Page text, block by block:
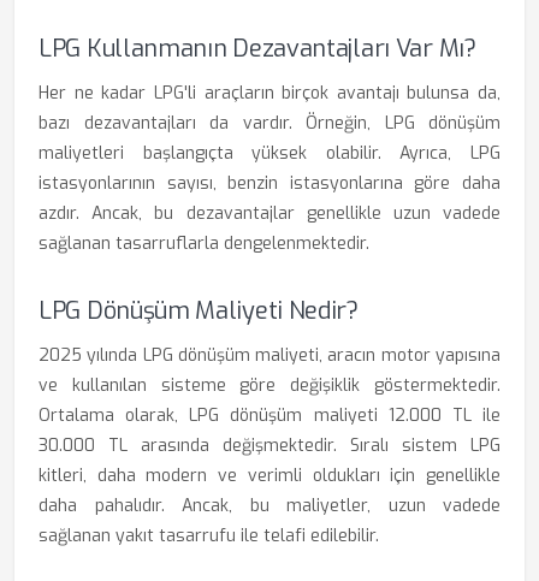
LPG Kullanmanın Dezavantajları Var Mı?
Her ne kadar LPG'li araçların birçok avantajı bulunsa da,
bazı dezavantajları da vardır. Örneğin, LPG dönüşüm
maliyetleri başlangıçta yüksek olabilir. Ayrıca, LPG
istasyonlarının sayısı, benzin istasyonlarına göre daha
azdır. Ancak, bu dezavantajlar genellikle uzun vadede
sağlanan tasarruflarla dengelenmektedir.
LPG Dönüşüm Maliyeti Nedir?
2025 yılında LPG dönüşüm maliyeti, aracın motor yapısına
ve kullanılan sisteme göre değişiklik göstermektedir.
Ortalama olarak, LPG dönüşüm maliyeti 12.000 TL ile
30.000 TL arasında değişmektedir. Sıralı sistem LPG
kitleri, daha modern ve verimli oldukları için genellikle
daha pahalıdır. Ancak, bu maliyetler, uzun vadede
sağlanan yakıt tasarrufu ile telafi edilebilir.